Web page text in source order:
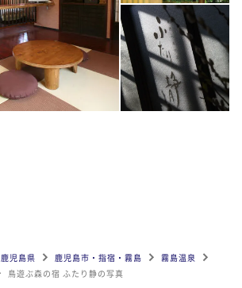
鹿児島県 鹿児島市・指宿・霧島
霧島温泉
鳥遊ぶ森の宿 ふたり静の写真